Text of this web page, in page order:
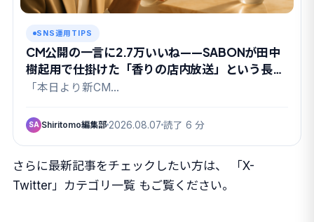
SNS運用TIPS
CM公開の一言に2.7万いいね——SABONが田中
樹起用で仕掛けた「香りの店内放送」という長期
戦
「本日より新CM…
SA Shiritomo編集部 2026.08.07 読了 6 分
さらに最新記事をチェックしたい方は、
「X-
Twitter」カテゴリ一覧 もご覧ください。